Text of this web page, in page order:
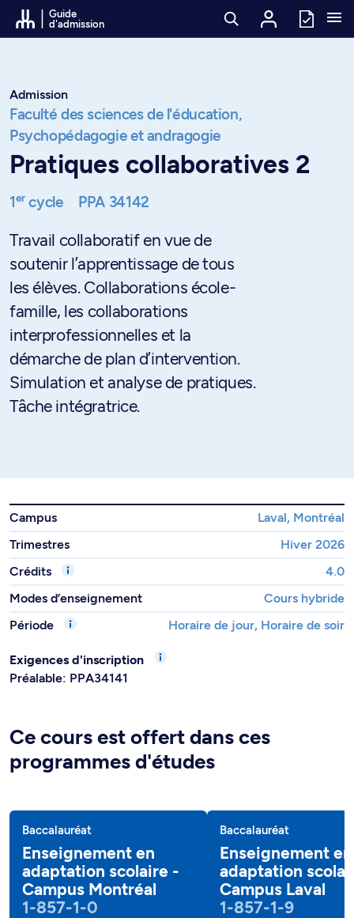
Passer au contenu
Guide
d'admission
Admission
Faculté des sciences de l'éducation,
Psychopédagogie et andragogie
Pratiques collaboratives 2
1ercycle PPA 34142
Travail collaboratif en vue de
soutenir l’apprentissage de tous
les élèves. Collaborations école-
famille, les collaborations
interprofessionnelles et la
démarche de plan d’intervention.
Simulation et analyse de pratiques.
Tâche intégratrice.
Campus
Laval, Montréal
Trimestres
Hiver 2026
Crédits
4.0
Modes d’enseignement
Cours hybride
Période
Horaire de jour, Horaire de soir
Exigences d'inscription
Préalable: PPA34141
Ce cours est offert dans ces
programmes d'études
Baccalauréat
Enseignement en
adaptation scolaire -
Campus Montréal
1-857-1-0
Baccalauréat
Enseignement en
adaptation
Campus Laval
1-857-1-9